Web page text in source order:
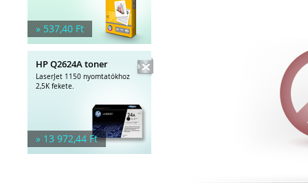
» 537,40 Ft
HP Q2624A toner
LaserJet 1150 nyomtatókhoz
2,5K fekete.
» 13 972,44 Ft